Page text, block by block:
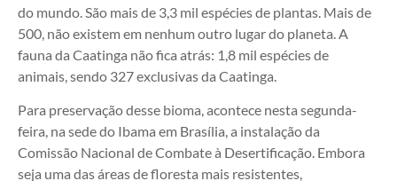
do mundo. São mais de 3,3 mil espécies de plantas. Mais de
500, não existem em nenhum outro lugar do planeta. A
fauna da Caatinga não fica atrás: 1,8 mil espécies de
animais, sendo 327 exclusivas da Caatinga.
Para preservação desse bioma, acontece nesta segunda-
feira, na sede do Ibama em Brasília, a instalação da
Comissão Nacional de Combate à Desertificação. Embora
seja uma das áreas de floresta mais resistentes,